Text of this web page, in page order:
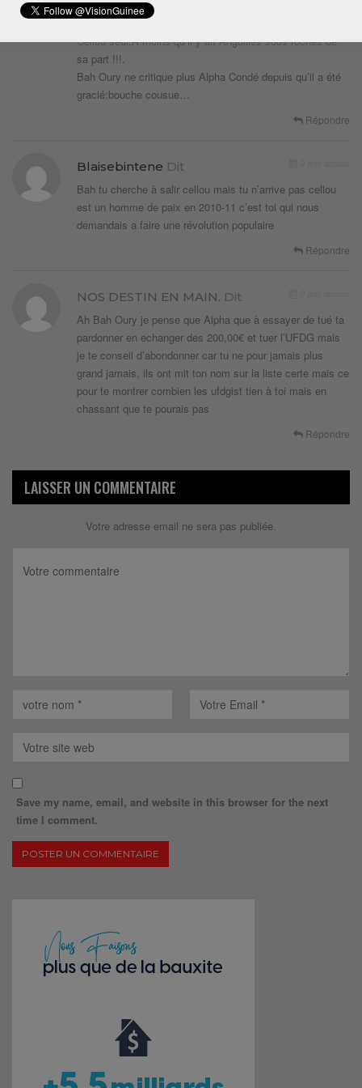
prendre Cellou Dalein Diallo comme cible à Abattre en
l’attribuant les erreurs de parcours politique de l’ufdg à
Cellou seul.A moins qu’il y ait Anguilles sous roches de
sa part !!!.
Bah Oury ne critique plus Alpha Condé depuis qu’il a été
gracié:bouche cousue…
Répondre
Blaisebintene Dit
Bah tu cherche à salir cellou mais tu n’arrive pas cellou
est un homme de paix en 2010-11 c’est toi qui nous
demandais a faire une révolution populaire
Répondre
NOS DESTIN EN MAIN. Dit
Ah Bah Oury je pense que Alpha que à essayer de tué ta
pardonner en echanger des 200,00€ et tuer l’UFDG mais
je te conseil d’abondonner car tu ne pour jamais plus
grand jamais, ils ont mit ton nom sur la liste certe mais ce
pour te montrer combien les ufdgist tien à toi mais en
chassant que te pourais pas
Répondre
LAISSER UN COMMENTAIRE
Votre adresse email ne sera pas publiée.
Save my name, email, and website in this browser for the next
time I comment.